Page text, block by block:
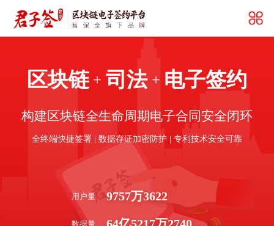
区块链 + 司法 + 电子签约
构建区块链全生命周期电子合同安全闭环
全终端快捷签署 | 数据存证加密防护 | 专利技术安全可靠
用户量 9757万3622
数据量